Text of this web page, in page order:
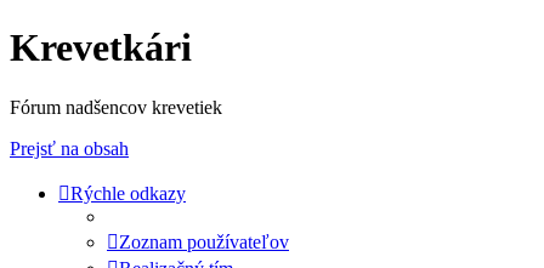
Krevetkári
Fórum nadšencov krevetiek
Prejsť na obsah
Rýchle odkazy
Zoznam používateľov